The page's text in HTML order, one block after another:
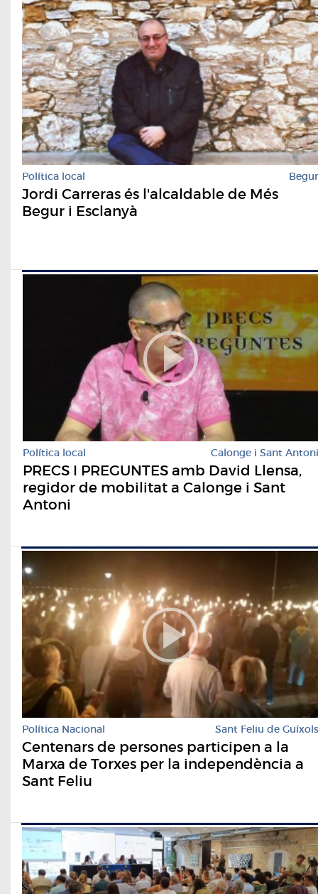
Política local Begur
Jordi Carreras és l'alcaldable de Més
Begur i Esclanyà
Política local Calonge i Sant Antoni
PRECS I PREGUNTES amb David Llensa,
regidor de mobilitat a Calonge i Sant
Antoni
Política Nacional Sant Feliu de Guíxols
Centenars de persones participen a la
Marxa de Torxes per la independència a
Sant Feliu